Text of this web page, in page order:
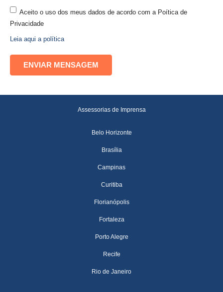
Aceito o uso dos meus dados de acordo com a Poítica de
Privacidade
Leia aqui a política
Assessorias de Imprensa
Belo Horizonte
Brasília
Campinas
Curitiba
Florianópolis
Fortaleza
Porto Alegre
Recife
Rio de Janeiro